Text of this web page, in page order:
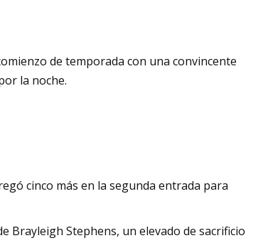
de temporada con una convincente
la noche.
cinco más en la segunda entrada para
Brayleigh Stephens, un elevado de sacrificio